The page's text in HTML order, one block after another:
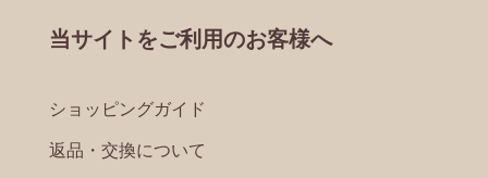
当サイトをご利用のお客様へ
ショッピングガイド
返品・交換について